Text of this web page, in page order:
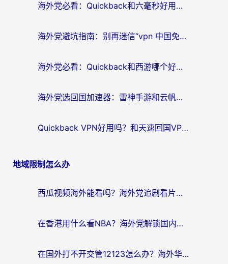
海外党必看：Quickback和六毫秒好用吗？3步选对回国加速器，无缝刷国内剧玩游戏
海外党避坑指南：别再迷信“vpn 中国免费”，选对回国加速器才能无缝刷国内资源
海外党必看：Quickback和西游哪个好？3个维度教你选对回国加速器
海外党选回国加速器：雷神手游和云帆哪个好？附3组对比+避坑指南
Quickback VPN好用吗？和天速回国VPN对比哪个回国效果更好？海外党必看的真实体验指南
地域限制怎么办
西瓜视频海外能看吗？海外党追剧看片的终极解决方案来了
在香港用什么看NBA？海外党解锁国内体育直播的终极攻略
在国外打不开交管12123怎么办？海外华人必看的回国加速全攻略